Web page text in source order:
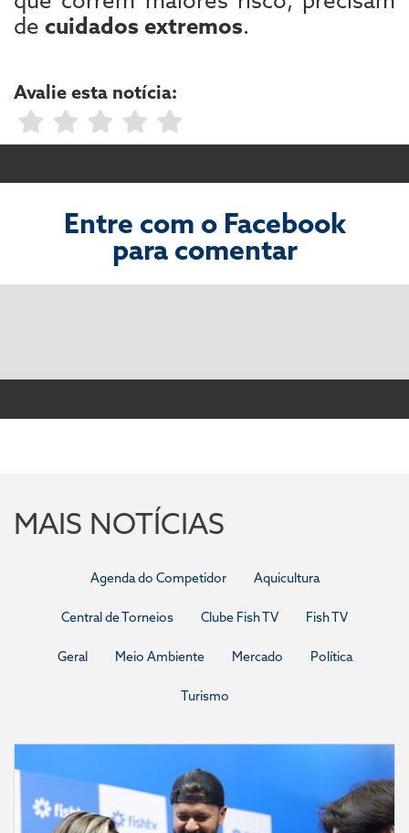
de cuidados extremos.
Avalie esta notícia:
Entre com o Facebook
para comentar
MAIS NOTÍCIAS
Agenda do Competidor Aquicultura
Central de Torneios Clube Fish TV Fish TV
Geral Meio Ambiente Mercado Política
Turismo